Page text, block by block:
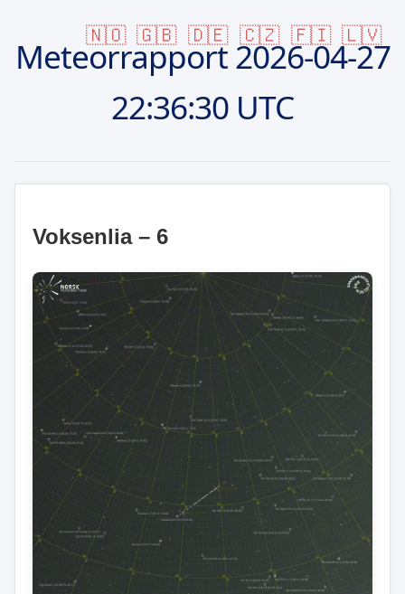
🇳🇴 🇬🇧 🇩🇪 🇨🇿 🇫🇮 🇱🇻
Meteorrapport2026-04-27
22:36:30 UTC
Voksenlia – 6